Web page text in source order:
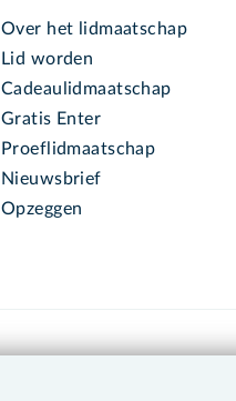
Over het lidmaatschap
Lid worden
Cadeaulidmaatschap
Gratis Enter
Proeflidmaatschap
Nieuwsbrief
Opzeggen